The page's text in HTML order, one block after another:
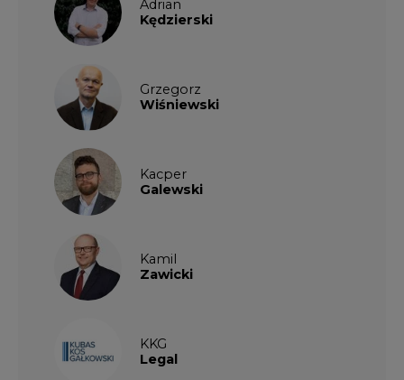
Adrian
Kędzierski
Grzegorz
Wiśniewski
Kacper
Galewski
Kamil
Zawicki
KKG
Legal